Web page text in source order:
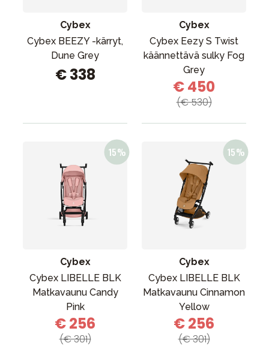
Cybex
Cybex BEEZY -kärryt,
Dune Grey
€ 338
Cybex
Cybex Eezy S Twist
käännettävä sulky Fog
Grey
€ 450
(€ 530)
Cybex
Cybex LIBELLE BLK
Matkavaunu Candy
Pink
€ 256
(€ 301)
Cybex
Cybex LIBELLE BLK
Matkavaunu Cinnamon
Yellow
€ 256
(€ 301)